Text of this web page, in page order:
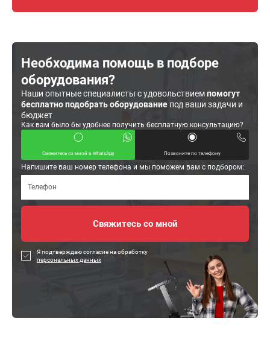
Необходима помощь в подборе
оборудования?
Наши опытные специалисты с удовольствиемпомогут
бесплатно подобрать оборудование под ваши задачи и
бюджет
Как вам было бы удобнее получить бесплатную консультацию?
Свяжитесь со мной в WhatsApp Позвоните по телефону
Напишите ваш номер телефона и мы поможем вам с подбором:
Я подтверждаю согласие на обработку
персональных данных